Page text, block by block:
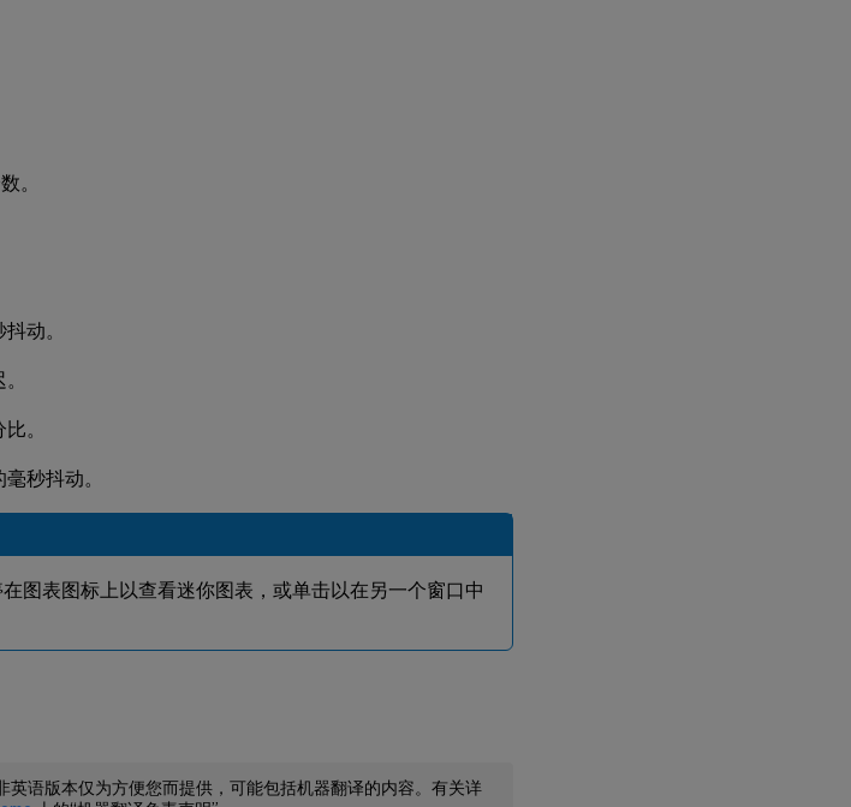
。
动。
。
秒抖动。
图表图标上以查看迷你图表，或单击以在另一个窗口中
英语版本仅为方便您而提供，可能包括机器翻译的内容。有关详